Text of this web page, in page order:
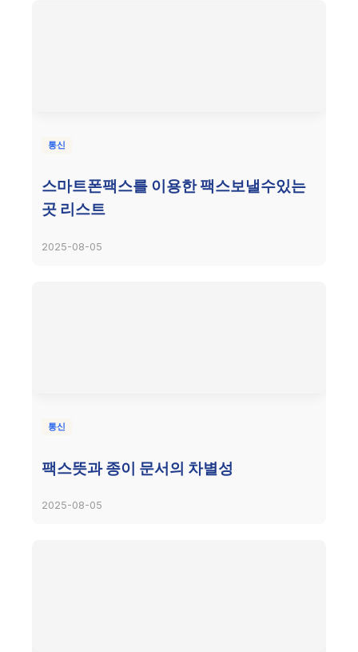
통신
스마트폰팩스를 이용한 팩스보낼수있는
곳 리스트
2025-08-05
통신
팩스뜻과 종이 문서의 차별성
2025-08-05